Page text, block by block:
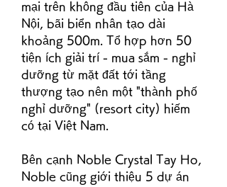
mại trên không đầu tiên của Hà
Nội, bãi biển nhân tạo dài
khoảng 500m. Tổ hợp hơn 50
tiện ích giải trí - mua sắm - nghỉ
dưỡng từ mặt đất tới tầng
thượng tạo nên một "thành phố
nghỉ dưỡng" (resort city) hiếm
có tại Việt Nam.
Bên cạnh Noble Crystal Tay Ho,
Noble cũng giới thiệu 5 dự án